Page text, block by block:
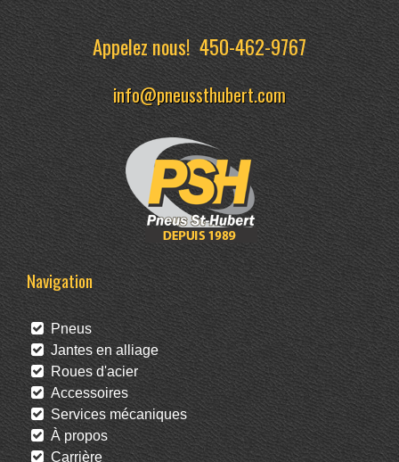
Appelez nous!450-462-9767
info@pneussthubert.com
Navigation
Pneus
Jantes en alliage
Roues d'acier
Accessoires
Services mécaniques
À propos
Carrière